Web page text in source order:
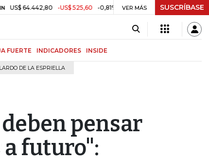
-US$ 525,60 -0,81% TRM $ 3.157,43 -$ 21,97 -0,69%
VER MÁS SUSCRÍBASE
FUERTE INDICADORES INSIDE
DE LA ESPRIELLA
pensar
a futuro":